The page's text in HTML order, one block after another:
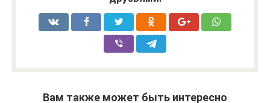
Вам также может быть интересно